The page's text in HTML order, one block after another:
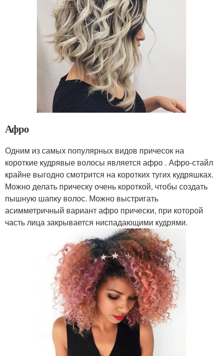
Афро
Одним из самых популярных видов причесок на
короткие кудрявые волосы является афро . Афро-стайл
крайне выгодно смотрится на коротких тугих кудряшках.
Можно делать прическу очень короткой, чтобы создать
пышную шапку волос. Можно выстригать
асимметричный вариант афро прически, при которой
часть лица закрывается ниспадающими кудрями.